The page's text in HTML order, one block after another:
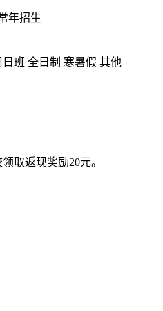
年招生
日班 全日制 寒暑假 其他
取返现奖励20元。